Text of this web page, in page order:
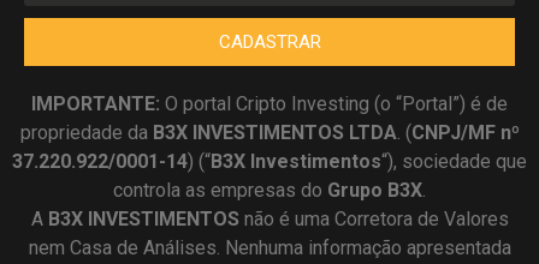
CADASTRAR
IMPORTANTE: O portal Cripto Investing (o “Portal”) é de
propriedade da B3X INVESTIMENTOS LTDA. (CNPJ/MF nº
37.220.922/0001-14) (“B3X Investimentos“), sociedade que
controla as empresas do Grupo B3X.
A B3X INVESTIMENTOS não é uma Corretora de Valores
nem Casa de Análises. Nenhuma informação apresentada